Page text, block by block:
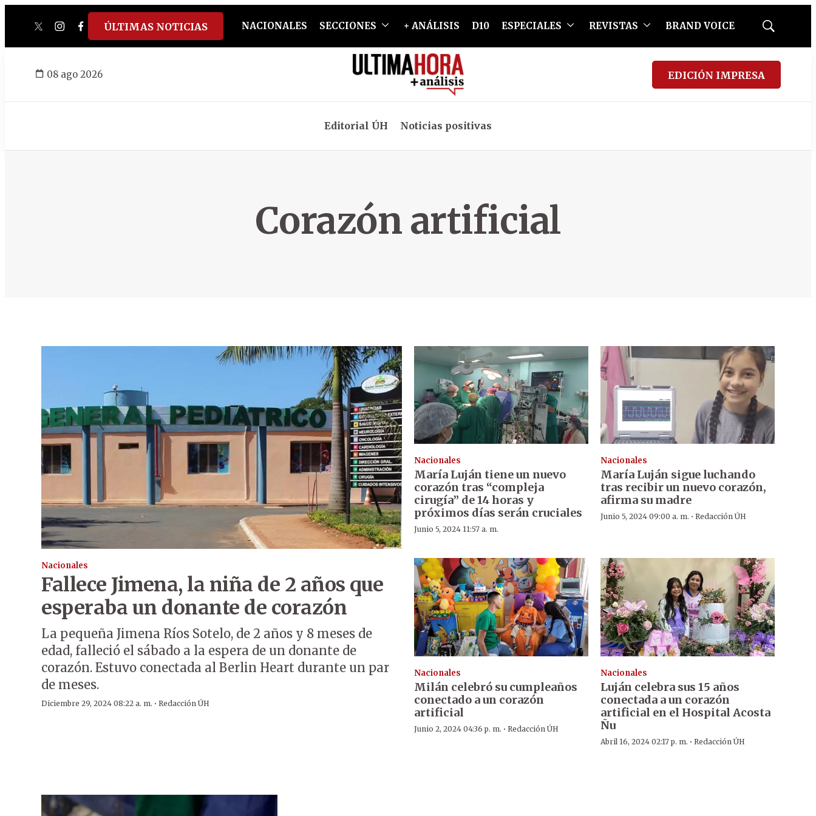
twitterinstagram
facebook
tiktokyoutube
spotify
ÚLTIMAS NOTICIAS NACIONALES SECCIONES + ANÁLISIS D10 ESPECIALES REVISTAS BRAND VOICE
Mostrar
08 ago 2026 EDICIÓN IMPRESA
Editorial ÚH Noticias positivas
Corazón artificial
Nacionales
Fallece Jimena, la niña de 2 años que
esperaba un donante de corazón
La pequeña Jimena Ríos Sotelo, de 2 años y 8 meses de
edad, falleció el sábado a la espera de un donante de
corazón. Estuvo conectada al Berlin Heart durante un par
de meses.
Diciembre 29, 2024 08:22 a. m. · Redacción ÚH
Nacionales
María Luján tiene un nuevo
corazón tras “compleja
cirugía” de 14 horas y
próximos días serán cruciales
Junio 5, 2024 11:57 a. m.
Nacionales
María Luján sigue luchando
tras recibir un nuevo corazón,
afirma su madre
Junio 5, 2024 09:00 a. m. · Redacción ÚH
Nacionales
Milán celebró su cumpleaños
conectado a un corazón
artificial
Junio 2, 2024 04:36 p. m. · Redacción ÚH
Nacionales
Luján celebra sus 15 años
conectada a un corazón
artificial en el Hospital Acosta
Ñu
Abril 16, 2024 02:17 p. m. · Redacción ÚH